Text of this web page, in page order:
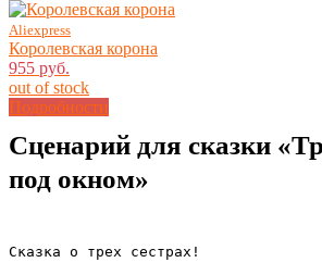
Aliexpress
Королевская корона
955 руб.
out of stock
Подробности
Сценарий для сказки
под окном»
Сказка о трех сестрах!